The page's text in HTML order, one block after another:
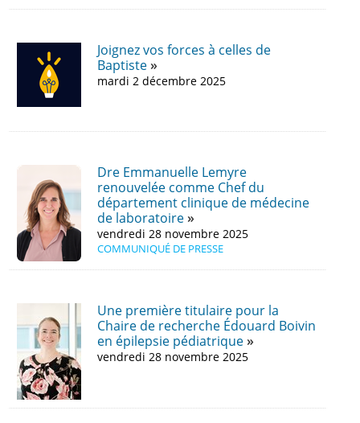
Joignez vos forces à celles de
Baptiste
mardi 2 décembre 2025
Dre Emmanuelle Lemyre
renouvelée comme Chef du
département clinique de médecine
de laboratoire
vendredi 28 novembre 2025
COMMUNIQUÉ DE PRESSE
Une première titulaire pour la
Chaire de recherche Édouard Boivin
en épilepsie pédiatrique
vendredi 28 novembre 2025